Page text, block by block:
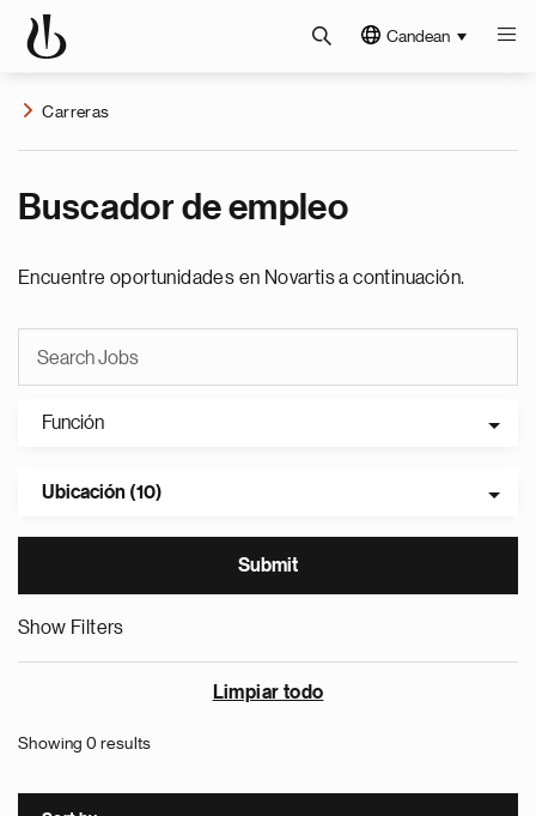
Candean
Carreras
Buscador de empleo
Encuentre oportunidades en Novartis a continuación.
Función
Ubicación (10)
Show Filters
Limpiar todo
Showing 0 results